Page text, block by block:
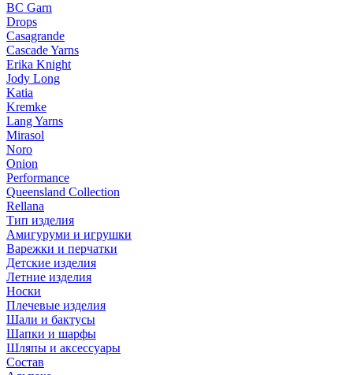
BC Garn
Drops
Casagrande
Cascade Yarns
Erika Knight
Jody Long
Katia
Kremke
Lang Yarns
Mirasol
Noro
Onion
Performance
Queensland Collection
Rellana
Тип изделия
Амигуруми и игрушки
Варежки и перчатки
Детские изделия
Летние изделия
Носки
Плечевые изделия
Шали и бактусы
Шапки и шарфы
Шляпы и аксессуары
Состав